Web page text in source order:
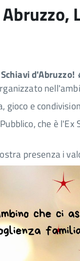
d'Abruzzo!
gioco e
che è l'Ex
presenza i